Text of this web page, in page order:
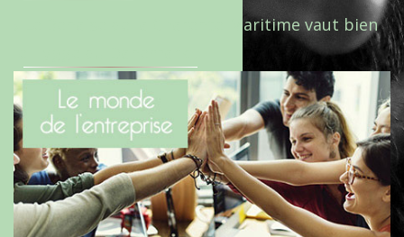
Le Benaise de la Charente-Maritime vaut bien